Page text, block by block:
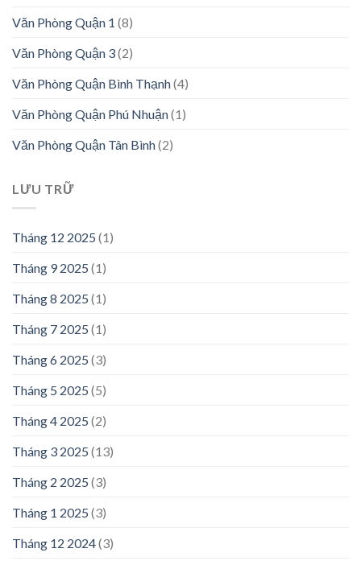
Văn Phòng Quận 1 (8)
Văn Phòng Quận 3(2)
Văn Phòng Quận Bình Thạnh(4)
Văn Phòng Quận Phú Nhuận(1)
Văn Phòng Quận Tân Bình(2)
LƯU TRỮ
Tháng 12 2025 (1)
Tháng 9 2025 (1)
Tháng 8 2025 (1)
Tháng 7 2025 (1)
Tháng 6 2025 (3)
Tháng 5 2025 (5)
Tháng 4 2025 (2)
Tháng 3 2025 (13)
Tháng 2 2025 (3)
Tháng 1 2025 (3)
Tháng 12 2024(3)